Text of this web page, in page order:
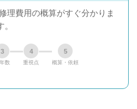
理費用の概算がすぐ分かりま
。
3
数
4
重視点
5
概算・依頼